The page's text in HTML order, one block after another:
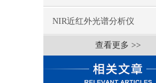
NIR近红外光谱分析仪
查看更多 >>